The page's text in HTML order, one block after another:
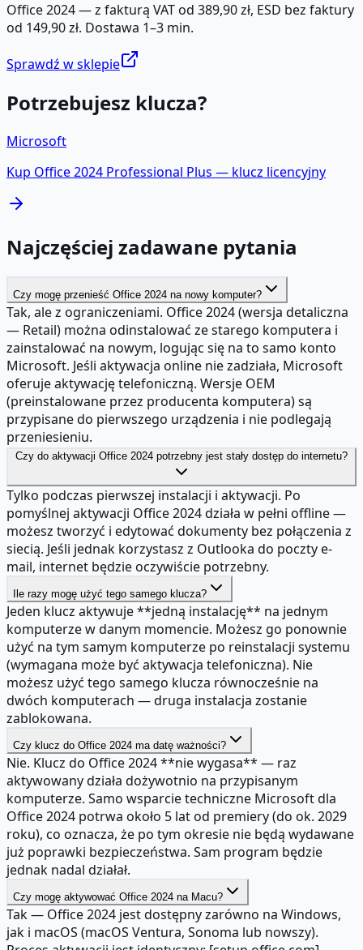
Office 2024 — z fakturą VAT od 389,90 zł, ESD bez faktury
od 149,90 zł. Dostawa 1–3 min.
Sprawdź w sklepie
Potrzebujesz klucza?
Microsoft
Kup Office 2024 Professional Plus — klucz licencyjny
Najczęściej zadawane pytania
Czy mogę przenieść Office 2024 na nowy komputer?
Tak, ale z ograniczeniami. Office 2024 (wersja detaliczna
— Retail) można odinstalować ze starego komputera i
zainstalować na nowym, logując się na to samo konto
Microsoft. Jeśli aktywacja online nie zadziała, Microsoft
oferuje aktywację telefoniczną. Wersje OEM
(preinstalowane przez producenta komputera) są
przypisane do pierwszego urządzenia i nie podlegają
przeniesieniu.
Czy do aktywacji Office 2024 potrzebny jest stały dostęp do internetu?
Tylko podczas pierwszej instalacji i aktywacji. Po
pomyślnej aktywacji Office 2024 działa w pełni offline —
możesz tworzyć i edytować dokumenty bez połączenia z
siecią. Jeśli jednak korzystasz z Outlooka do poczty e-
mail, internet będzie oczywiście potrzebny.
Ile razy mogę użyć tego samego klucza?
Jeden klucz aktywuje **jedną instalację** na jednym
komputerze w danym momencie. Możesz go ponownie
użyć na tym samym komputerze po reinstalacji systemu
(wymagana może być aktywacja telefoniczna). Nie
możesz użyć tego samego klucza równocześnie na
dwóch komputerach — druga instalacja zostanie
zablokowana.
Czy klucz do Office 2024 ma datę ważności?
Nie. Klucz do Office 2024 **nie wygasa** — raz
aktywowany działa dożywotnio na przypisanym
komputerze. Samo wsparcie techniczne Microsoft dla
Office 2024 potrwa około 5 lat od premiery (do ok. 2029
roku), co oznacza, że po tym okresie nie będą wydawane
już poprawki bezpieczeństwa. Sam program będzie
jednak nadal działał.
Czy mogę aktywować Office 2024 na Macu?
Tak — Office 2024 jest dostępny zarówno na Windows,
jak i macOS (macOS Ventura, Sonoma lub nowszy).